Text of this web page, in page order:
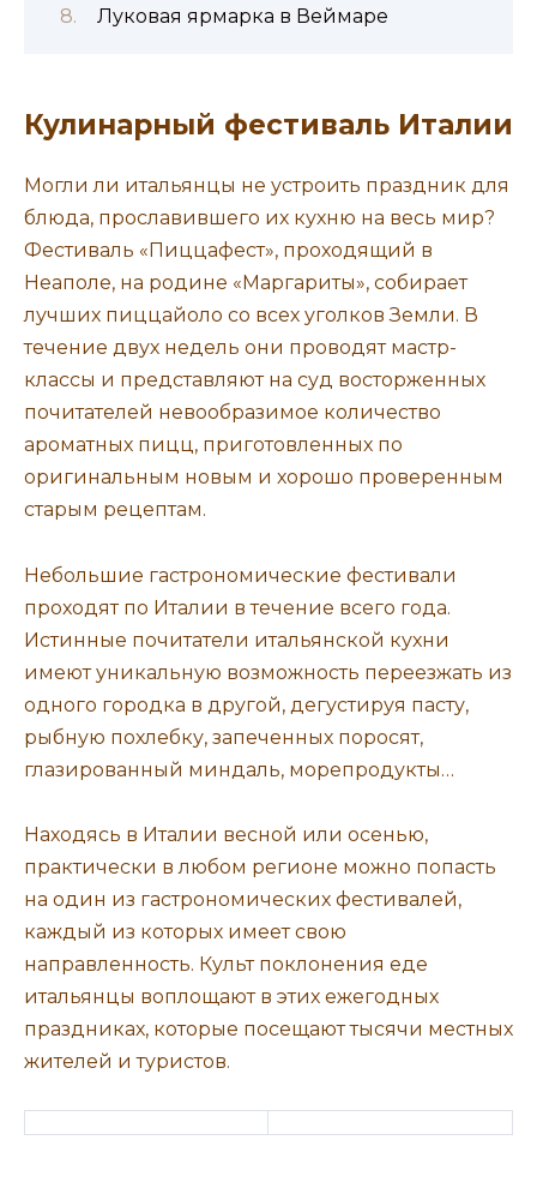
Луковая ярмарка в Веймаре
Кулинарный фестиваль Италии
Могли ли итальянцы не устроить праздник для
блюда, прославившего их кухню на весь мир?
Фестиваль «Пиццафест», проходящий в
Неаполе, на родине «Маргариты», собирает
лучших пиццайоло со всех уголков Земли. В
течение двух недель они проводят мастр-
классы и представляют на суд восторженных
почитателей невообразимое количество
ароматных пицц, приготовленных по
оригинальным новым и хорошо проверенным
старым рецептам.
Небольшие гастрономические фестивали
проходят по Италии в течение всего года.
Истинные почитатели итальянской кухни
имеют уникальную возможность переезжать из
одного городка в другой, дегустируя пасту,
рыбную похлебку, запеченных поросят,
глазированный миндаль, морепродукты…
Находясь в Италии весной или осенью,
практически в любом регионе можно попасть
на один из гастрономических фестивалей,
каждый из которых имеет свою
направленность. Культ поклонения еде
итальянцы воплощают в этих ежегодных
праздниках, которые посещают тысячи местных
жителей и туристов.